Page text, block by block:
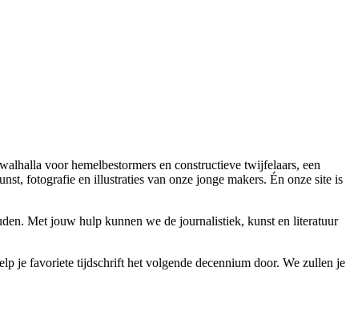
voor hemelbestormers en constructieve twijfelaars, een
fotografie en illustraties van onze jonge makers. Én onze site is
Met jouw hulp kunnen we de journalistiek, kunst en literatuur
je favoriete tijdschrift het volgende decennium door. We zullen je